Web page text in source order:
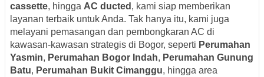
cassette, hingga AC ducted , kami siap memberikan
layanan terbaik untuk Anda. Tak hanya itu, kami juga
melayani pemasangan dan pembongkaran AC di
kawasan-kawasan strategis di Bogor, seperti Perumahan
Yasmin, Perumahan Bogor Indah, Perumahan Gunung
Batu, Perumahan Bukit Cimanggu, hingga area